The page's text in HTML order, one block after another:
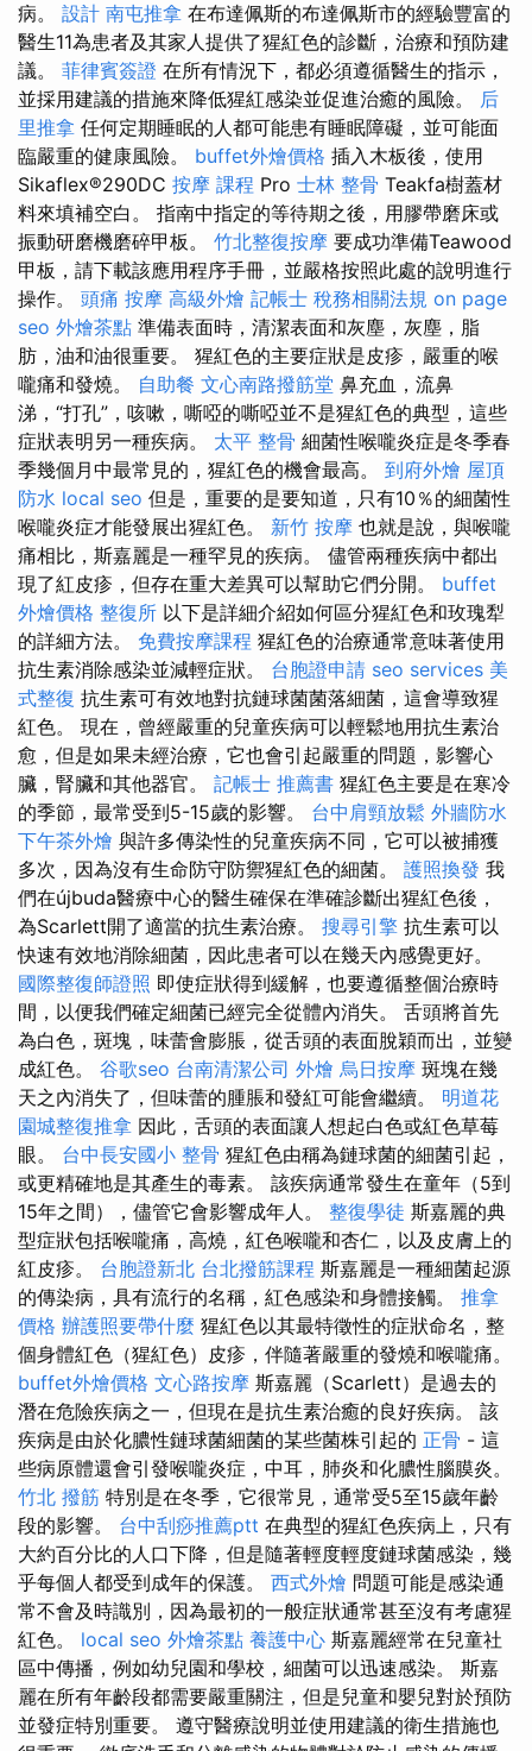
病。 設計 南屯推拿 在布達佩斯的布達佩斯市的經驗豐富的
醫生11為患者及其家人提供了猩紅色的診斷，治療和預防建
議。 菲律賓簽證 在所有情況下，都必須遵循醫生的指示，
並採用建議的措施來降低猩紅感染並促進治癒的風險。 后
里推拿 任何定期睡眠的人都可能患有睡眠障礙，並可能面
臨嚴重的健康風險。 buffet外燴價格 插入木板後，使用
Sikaflex®290DC 按摩 課程 Pro 士林 整骨 Teakfa樹蓋材
料來填補空白。 指南中指定的等待期之後，用膠帶磨床或
振動研磨機磨碎甲板。 竹北整復按摩 要成功準備Teawood
甲板，請下載該應用程序手冊，並嚴格按照此處的說明進行
操作。 頭痛 按摩 高級外燴 記帳士 稅務相關法規 on page
seo 外燴茶點 準備表面時，清潔表面和灰塵，灰塵，脂
肪，油和油很重要。 猩紅色的主要症狀是皮疹，嚴重的喉
嚨痛和發燒。 自助餐 文心南路撥筋堂 鼻充血，流鼻
涕，“打孔”，咳嗽，嘶啞的嘶啞並不是猩紅色的典型，這些
症狀表明另一種疾病。 太平 整骨 細菌性喉嚨炎症是冬季春
季幾個月中最常見的，猩紅色的機會最高。 到府外燴 屋頂
防水 local seo 但是，重要的是要知道，只有10％的細菌性
喉嚨炎症才能發展出猩紅色。 新竹 按摩 也就是說，與喉嚨
痛相比，斯嘉麗是一種罕見的疾病。 儘管兩種疾病中都出
現了紅皮疹，但存在重大差異可以幫助它們分開。 buffet
外燴價格 整復所 以下是詳細介紹如何區分猩紅色和玫瑰犁
的詳細方法。 免費按摩課程 猩紅色的治療通常意味著使用
抗生素消除感染並減輕症狀。 台胞證申請 seo services 美
式整復 抗生素可有效地對抗鏈球菌菌落細菌，這會導致猩
紅色。 現在，曾經嚴重的兒童疾病可以輕鬆地用抗生素治
愈，但是如果未經治療，它也會引起嚴重的問題，影響心
臟，腎臟和其他器官。 記帳士 推薦書 猩紅色主要是在寒冷
的季節，最常受到5-15歲的影響。 台中肩頸放鬆 外牆防水
下午茶外燴 與許多傳染性的兒童疾病不同，它可以被捕獲
多次，因為沒有生命防守防禦猩紅色的細菌。 護照換發 我
們在újbuda醫療中心的醫生確保在準確診斷出猩紅色後，
為Scarlett開了適當的抗生素治療。 搜尋引擎 抗生素可以
快速有效地消除細菌，因此患者可以在幾天內感覺更好。
國際整復師證照 即使症狀得到緩解，也要遵循整個治療時
間，以便我們確定細菌已經完全從體內消失。 舌頭將首先
為白色，斑塊，味蕾會膨脹，從舌頭的表面脫穎而出，並變
成紅色。 谷歌seo 台南清潔公司 外燴 烏日按摩 斑塊在幾
天之內消失了，但味蕾的腫脹和發紅可能會繼續。 明道花
園城整復推拿 因此，舌頭的表面讓人想起白色或紅色草莓
眼。 台中長安國小 整骨 猩紅色由稱為鏈球菌的細菌引起，
或更精確地是其產生的毒素。 該疾病通常發生在童年（5到
15年之間），儘管它會影響成年人。 整復學徒 斯嘉麗的典
型症狀包括喉嚨痛，高燒，紅色喉嚨和杏仁，以及皮膚上的
紅皮疹。 台胞證新北 台北撥筋課程 斯嘉麗是一種細菌起源
的傳染病，具有流行的名稱，紅色感染和身體接觸。 推拿
價格 辦護照要帶什麼 猩紅色以其最特徵性的症狀命名，整
個身體紅色（猩紅色）皮疹，伴隨著嚴重的發燒和喉嚨痛。
buffet外燴價格 文心路按摩 斯嘉麗（Scarlett）是過去的
潛在危險疾病之一，但現在是抗生素治癒的良好疾病。 該
疾病是由於化膿性鏈球菌細菌的某些菌株引起的 正骨 - 這
些病原體還會引發喉嚨炎症，中耳，肺炎和化膿性腦膜炎。
竹北 撥筋 特別是在冬季，它很常見，通常受5至15歲年齡
段的影響。 台中刮痧推薦ptt 在典型的猩紅色疾病上，只有
大約百分比的人口下降，但是隨著輕度輕度鏈球菌感染，幾
乎每個人都受到成年的保護。 西式外燴 問題可能是感染通
常不會及時識別，因為最初的一般症狀通常甚至沒有考慮猩
紅色。 local seo 外燴茶點 養護中心 斯嘉麗經常在兒童社
區中傳播，例如幼兒園和學校，細菌可以迅速感染。 斯嘉
麗在所有年齡段都需要嚴重關注，但是兒童和嬰兒對於預防
並發症特別重要。 遵守醫療說明並使用建議的衛生措施也